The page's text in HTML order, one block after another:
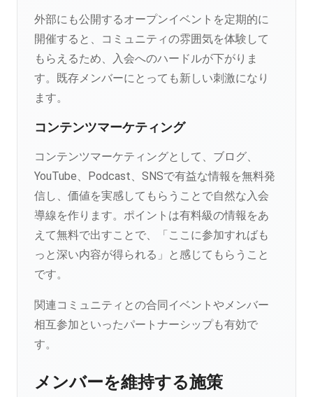
外部にも公開するオープンイベントを定期的に
開催すると、コミュニティの雰囲気を体験して
もらえるため、入会へのハードルが下がりま
す。既存メンバーにとっても新しい刺激になり
ます。
コンテンツマーケティング
コンテンツマーケティングとして、ブログ、
YouTube、Podcast、SNSで有益な情報を無料発
信し、価値を実感してもらうことで自然な入会
導線を作ります。ポイントは有料級の情報をあ
えて無料で出すことで、「ここに参加すればも
っと深い内容が得られる」と感じてもらうこと
です。
関連コミュニティとの合同イベントやメンバー
相互参加といったパートナーシップも有効で
す。
メンバーを維持する施策